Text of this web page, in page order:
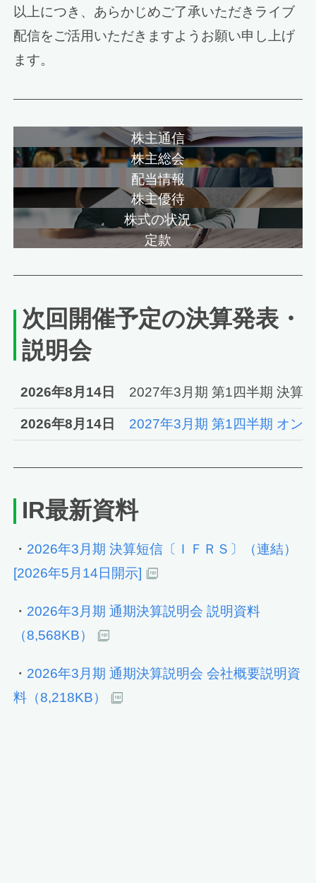
以上につき、あらかじめご了承いただきライブ
配信をご活用いただきますようお願い申し上げ
ます。
株主通信
株主総会
配当情報
株主優待
株式の状況
定款
次回開催予定の決算発表・
説明会
2026年8月14日 2027年3月期 第1四半期 決算
2026年8月14日 2027年3月期 第1四半期 オン
IR最新資料
・ 2026年3月期 決算短信〔ＩＦＲＳ〕（連結）
[2026年5月14日開示]
・ 2026年3月期 通期決算説明会 説明資料
（8,568KB）
・ 2026年3月期 通期決算説明会 会社概要説明資
料（8,218KB）